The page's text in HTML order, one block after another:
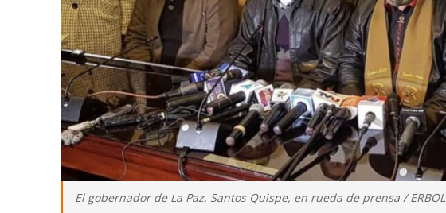
El gobernador de La Paz, Santos Quispe, en rueda de prensa / ERBOL